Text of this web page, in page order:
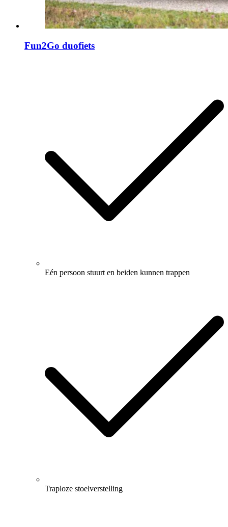
Fun2Go duofiets
Eén persoon stuurt en beiden kunnen trappen
Traploze stoelverstelling